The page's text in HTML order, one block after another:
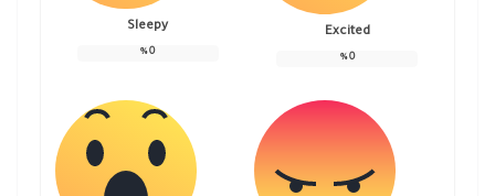
Excited
0
%
Sleepy
0
%